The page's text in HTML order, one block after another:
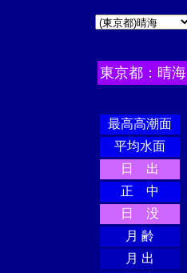
東京都：晴海
最高高潮面
平均水面
日 出
正 中
日 没
月 齢
月 出